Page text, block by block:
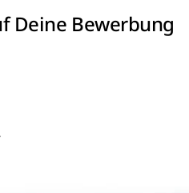
Deine Bewerbung